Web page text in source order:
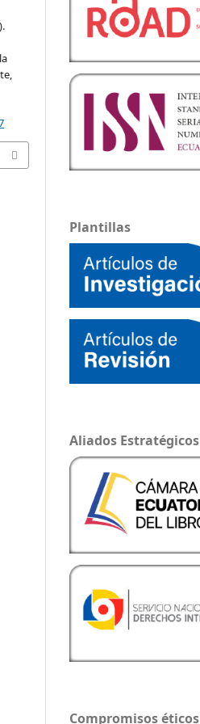
Plantillas
Aliados Estratégicos
Compromisos éticos